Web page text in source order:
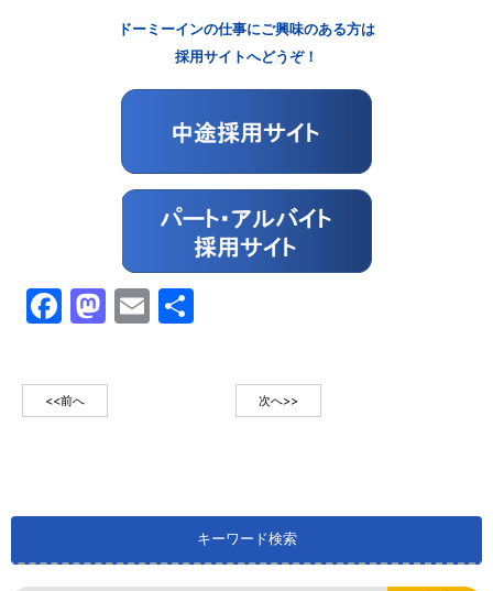
ドーミーインの仕事にご興味のある方は
採用サイトへどうぞ！
Facebook
Mastodon
Email
<<前へ 次へ>>
キーワード検索